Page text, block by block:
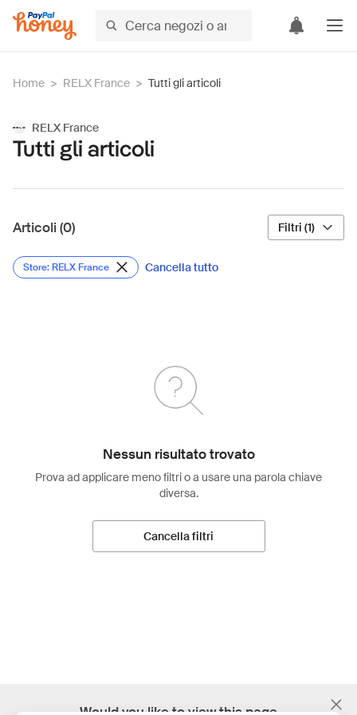
Home > RELX France > Tutti gli articoli
RELX France
Tutti gli articoli
Articoli (0) Filtri (1)
Store: RELX France Cancella tutto
Nessun risultato trovato
Prova ad applicare meno filtri o a usare una parola chiave
diversa.
Cancella filtri